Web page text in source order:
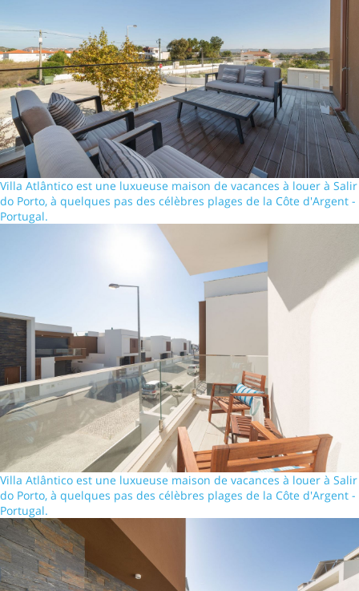
Villa Atlântico est une luxueuse maison de vacances à louer à Salir
do Porto, à quelques pas des célèbres plages de la Côte d'Argent -
Portugal.
Villa Atlântico est une luxueuse maison de vacances à louer à Salir
do Porto, à quelques pas des célèbres plages de la Côte d'Argent -
Portugal.